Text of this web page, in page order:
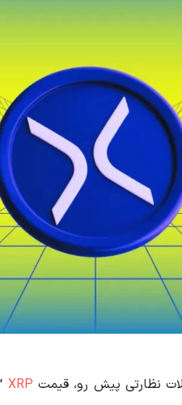
نظارتی پیش رو، قیمت XRP